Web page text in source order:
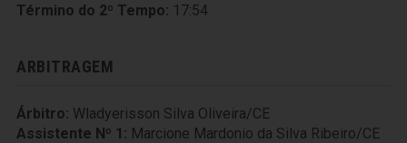
Término do 2º Tempo: 17:54
ARBITRAGEM
Árbitro: Wladyerisson Silva Oliveira/CE
Assistente Nº 1: Marcione Mardonio da Silva Ribeiro/CE